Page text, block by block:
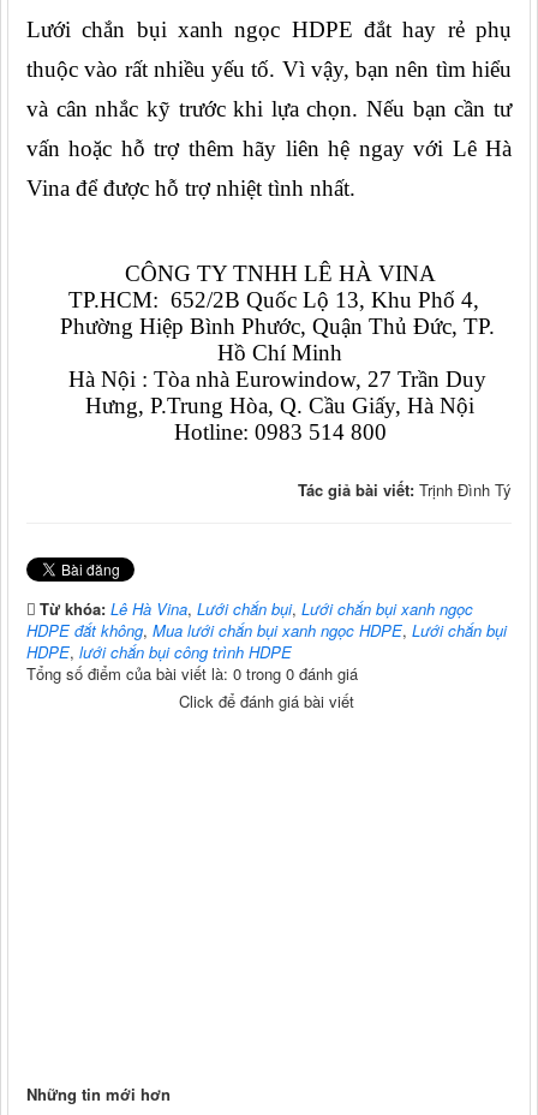
Lưới chắn bụi xanh ngọc HDPE đắt hay rẻ phụ
thuộc vào rất nhiều yếu tố. Vì vậy, bạn nên tìm hiểu
và cân nhắc kỹ trước khi lựa chọn. Nếu bạn cần tư
vấn hoặc hỗ trợ thêm hãy liên hệ ngay với Lê Hà
Vina để được hỗ trợ nhiệt tình nhất.
CÔNG TY TNHH LÊ HÀ VINA
TP.HCM:  652/2B Quốc Lộ 13, Khu Phố 4,
Phường Hiệp Bình Phước, Quận Thủ Đức, TP.
Hồ Chí Minh
Hà Nội : Tòa nhà Eurowindow, 27 Trần Duy
Hưng, P.Trung Hòa, Q. Cầu Giấy, Hà Nội
Hotline: 0983 514 800
Tác giả bài viết: Trịnh Đình Tý
Từ khóa: Lê Hà Vina, Lưới chắn bụi, Lưới chắn bụi xanh ngọc
HDPE đắt không, Mua lưới chắn bụi xanh ngọc HDPE, Lưới chắn bụi
HDPE, lưới chắn bụi công trình HDPE
Tổng số điểm của bài viết là: 0 trong 0 đánh giá
Click để đánh giá bài viết
Những tin mới hơn